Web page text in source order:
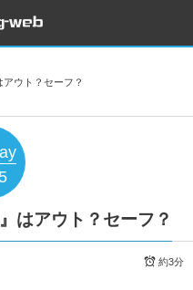
ウト？セーフ？
はアウト？セーフ？
約3分